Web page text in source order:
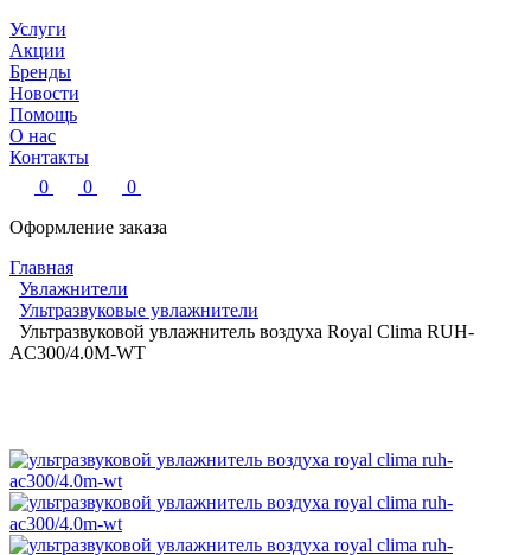
Услуги
Акции
Бренды
Новости
Помощь
О нас
Контакты
0
0
0
Оформление заказа
Главная
Увлажнители
Ультразвуковые увлажнители
Ультразвуковой увлажнитель воздуха Royal Clima RUH-
AC300/4.0M-WT